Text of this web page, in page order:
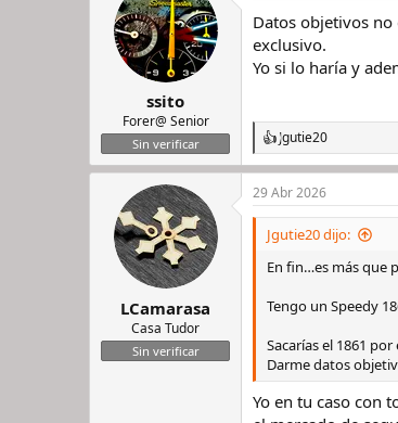
i
o
n
e
ssito
Forer@ Senior
Sin verificar
Datos objetivos
exclusivo.
Yo si lo haría y
R
e
a
c
c
o
Jgutie20
LCamarasa
Casa Tudor
Sin verificar
29 Abr 2026
Jgutie20 dijo:
En fin…es más que
Tengo un Speedy
Sacarías el 1861 por
Darme datos
Yo en tu caso con